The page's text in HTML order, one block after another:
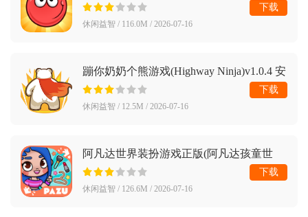
休闲益智 / 116.0M / 2026-07-16
下载
蹦你奶奶个熊游戏(Highway Ninja)v1.0.4 安
卓版
休闲益智 / 12.5M / 2026-07-16
下载
阿凡达世界装扮游戏正版(阿凡达孩童世
界：装扮(国际服)安装器)v1.9 最新版
休闲益智 / 126.6M / 2026-07-16
下载